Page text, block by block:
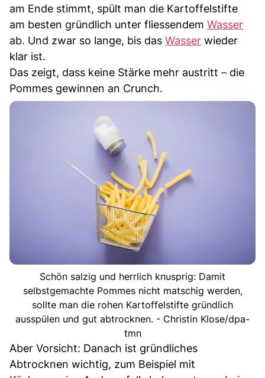
am Ende stimmt, spült man die Kartoffelstifte
am besten gründlich unter fliessendem Wasser
ab. Und zwar so lange, bis das Wasser wieder
klar ist.
Das zeigt, dass keine Stärke mehr austritt – die
Pommes gewinnen an Crunch.
Schön salzig und herrlich knusprig: Damit
selbstgemachte Pommes nicht matschig werden,
sollte man die rohen Kartoffelstifte gründlich
ausspülen und gut abtrocknen. - Christin Klose/dpa-
tmn
Aber Vorsicht: Danach ist gründliches
Abtrocknen wichtig, zum Beispiel mit